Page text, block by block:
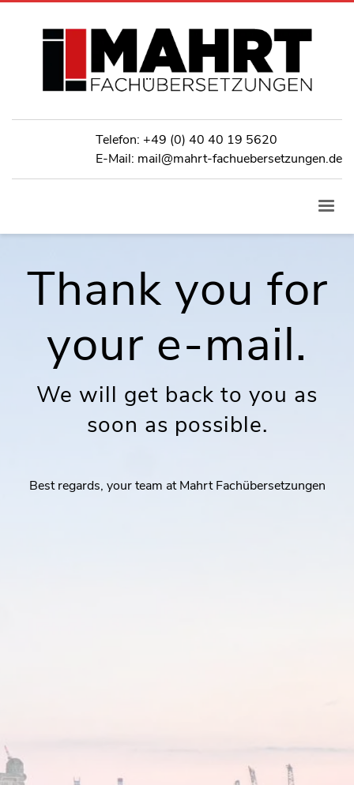
Telefon: +49 (0) 40 40 19 5620
E-Mail: mail@mahrt-fachuebersetzungen.de
Thank you for
your e-mail.
We will get back to you as
soon as possible.
Best regards, your team at Mahrt Fachübersetzungen